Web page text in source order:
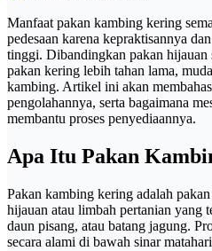
Manfaat pakan kambing kering
pedesaan karena kepraktisannya
tinggi. Dibandingkan pakan hijauan
pakan kering lebih tahan lama,
kambing. Artikel ini akan
pengolahannya, serta bagaimana
membantu proses penyediaannya.
Apa Itu Pakan
Pakan kambing kering adalah
hijauan atau limbah pertanian yang
daun pisang, atau batang jagung.
secara alami di bawah sinar